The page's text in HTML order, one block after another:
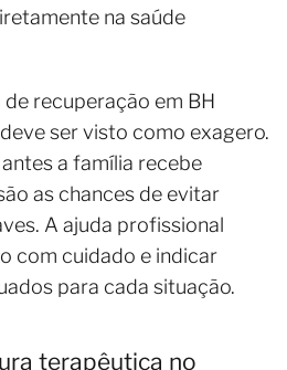
na saúde
recuperação em BH
ser visto como exagero.
a família recebe
as chances de evitar
A ajuda profissional
com cuidado e indicar
para cada situação.
terapêutica no